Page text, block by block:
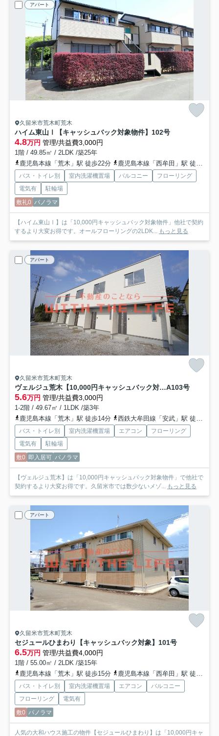
アパート
久留米市荒木町荒木
ハイム東山Ⅰ【キャッシュバック対象物件】 102号
4.8万円 管理/共益費3,000円
1階 / 49.85㎡ / 2LDK /築25年
鹿児島本線「荒木」駅 徒歩22分
鹿児島本線「西牟田」駅 徒歩45分
バス・トイレ別 室内洗濯機置場 バルコニー
フローリング
電気有
駐輪場
敷礼0 パノラマ
【ハイム東山Ⅰ】は「10,000円キャッシュバック対象物件」他社で契約
するより大変お得です。オールフローリングの2LDK... もっと見る
アパート
久留米市荒木町荒木
ヴェルジュ荒木【10,000円キャッシュバック対象物件】A103号
5.6万円 管理/共益費3,000円
1-2階 / 49.67㎡ / 1LDK /築3年
鹿児島本線「荒木」駅 徒歩14分
西鉄大牟田線「安武」駅 徒歩37分
バス・トイレ別 室内洗濯機置場 エアコン
フローリング
電気有
駐輪場
敷0 即入居可 パノラマ
【ヴェルジュ荒木】は「10,000円キャッシュバック対象物件」で他社で
契約するより大変お得です。久留米市では数少ないメゾ... もっと見る
アパート
久留米市荒木町荒木
セジュールひまわり【キャッシュバック対象】 101号
6.5万円 管理/共益費4,000円
1階 / 55.00㎡ / 2LDK /築15年
鹿児島本線「荒木」駅 徒歩15分
鹿児島本線「西牟田」駅 徒歩36分
バス・トイレ別 室内洗濯機置場 エアコン
バルコニー
フローリング
電気有
敷0 パノラマ
人気の大和ハウス施工の物件【セジュールひまわり】は「10,000円キャ